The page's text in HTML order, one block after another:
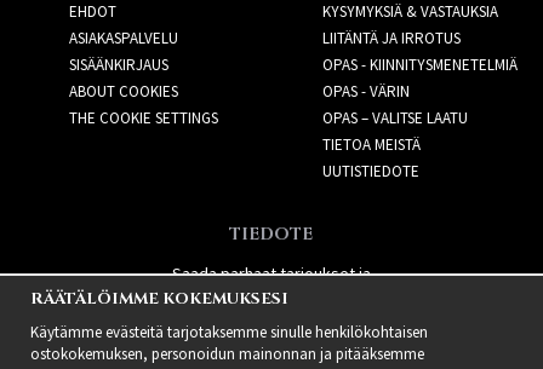
EHDOT
ASIAKASPALVELU
SISÄÄNKIRJAUS
ABOUT COOKIES
THE COOKIE SETTINGS
KYSYMYKSIÄ & VASTAUKSIA
LIITÄNTÄ JA IRROTUS
OPAS - KIINNITYSMENETELMIÄ
OPAS - VÄRIN
OPAS – VALITSE LAATU
TIETOA MEISTÄ
UUTISTIEDOTE
TIEDOTE
Saada parhaat tarjoukset ja
uusia tuotteita!
RÄÄTÄLÖIMME KOKEMUKSESI
Käytämme evästeitä tarjotaksemme sinulle henkilökohtaisen
ostokokemuksen, personoidun mainonnan ja pitääksemme